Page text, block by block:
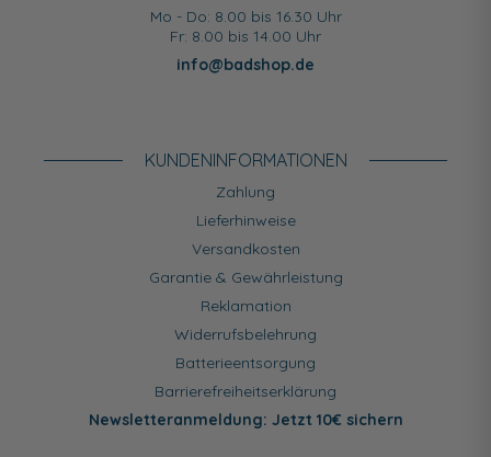
Mo - Do: 8.00 bis 16.30 Uhr
Fr: 8.00 bis 14.00 Uhr
info@badshop.de
KUNDEN­INFORMATIONEN
Zahlung
Lieferhinweise
Versandkosten
Garantie & Gewährleistung
Reklamation
Widerrufsbelehrung
Batterieentsorgung
Barrierefreiheitserklärung
Newsletteranmeldung: Jetzt 10€ sichern